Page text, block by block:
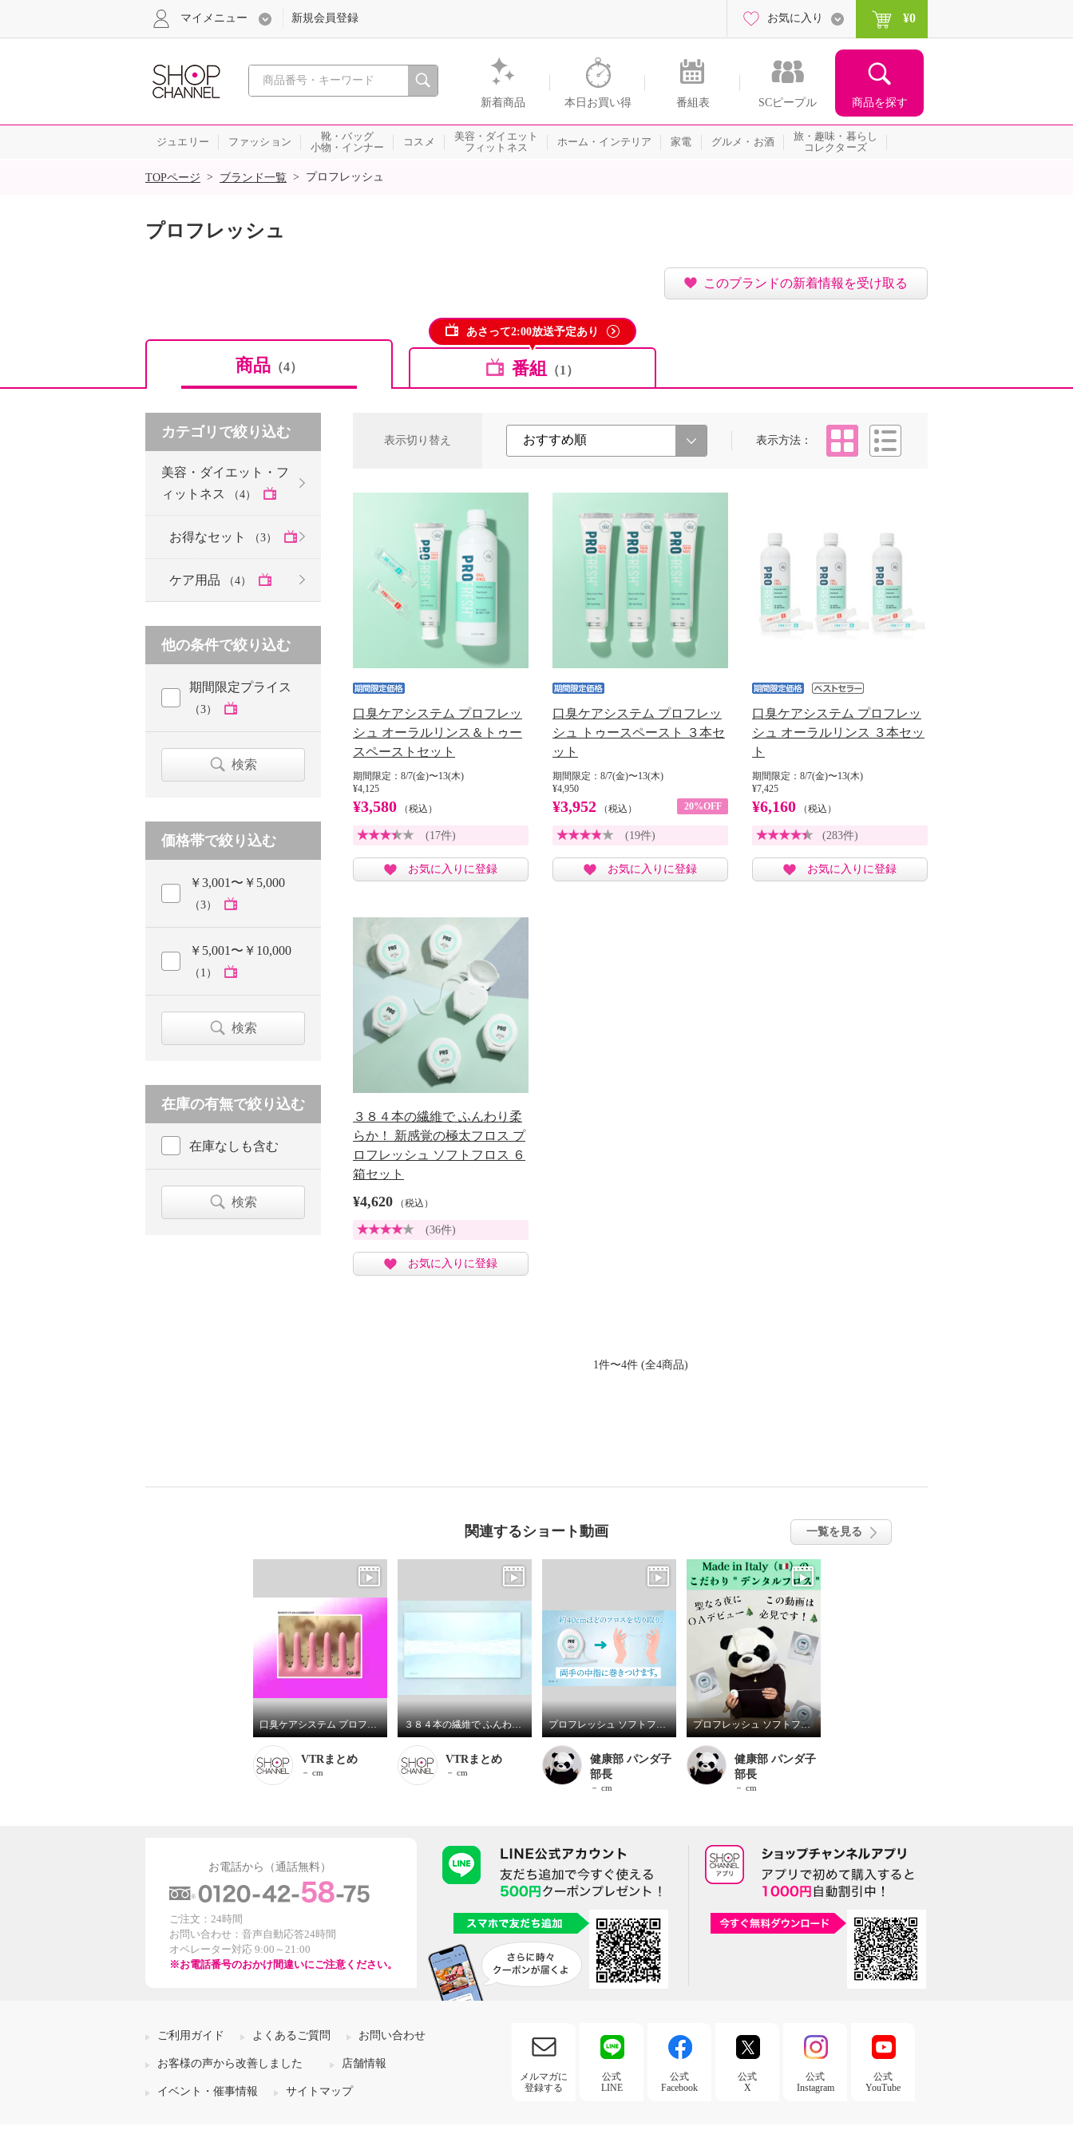
心おどる、瞬間を。通販・テレビショッピングのショップチャンネル
新着商品 本日お買い得 番組表 SCピープル 商品を探す
マイメニュー 新規会員登録 お気に入り ¥0
ジュエリー ファッション
靴・バッグ
小物・インナー
コスメ
美容・ダイエット
フィットネス
ホーム・インテリア 家電 グルメ・お酒
旅・趣味・暮らし
コレクターズ
SALE
TOPページ > ブランド一覧 > プロフレッシュ
プロフレッシュ
このブランドの新着情報を受け取る
商品 （4） 番組 （1）
あさって2:00放送予定あり
表示切り替え 表示方法
タイル
口臭ケアシステム プロフレッ
シュ オーラルリンス＆トゥー
スペーストセット
期間限定：8/7(金)〜13(木)
¥4,125
¥3,580 （税込）
(17件)
お気に入りに登録
口臭ケアシステム プロフレッ
シュ トゥースペースト ３本セ
ット
期間限定：8/7(金)〜13(木)
¥4,950
¥3,952 （税込） 20%OFF
(19件)
お気に入りに登録
口臭ケアシステム プロフレッ
シュ オーラルリンス ３本セッ
ト
期間限定：8/7(金)〜13(木)
¥7,425
¥6,160 （税込）
(283件)
お気に入りに登録
３８４本の繊維で ふんわり柔
らか！ 新感覚の極太フロス プ
ロフレッシュ ソフトフロス ６
箱セット
¥4,620 （税込）
(36件)
お気に入りに登録
1件〜4件 (全4商品)
カテゴリで絞り込む
美容・ダイエット・フ
ィットネス
（4）
お得なセット （3）
ケア用品 （4）
他の条件で絞り込む
期間限定プライス
（3）
検索
価格帯で絞り込む
￥3,001〜￥5,000
（3）
￥5,001〜￥10,000
（1）
検索
在庫の有無で絞り込む
在庫なしも含む
検索
関連するショート動画 一覧を見る
口臭ケアシステム プロフレッシュ オーラルリンス ３本セット
VTRまとめ
－ cm
３８４本の繊維で ふんわり柔らか！ 新感覚の極太フロス プロフレッシュ ソフトフロス ６箱セット
VTRまとめ
－ cm
プロフレッシュ ソフトフロス
健康部 パンダ子
部長
－ cm
プロフレッシュ ソフトフロス
健康部 パンダ子
部長
－ cm
お電話から（通話無料）
ご注文：24時間
お問い合わせ：音声自動応答24時間
オペレーター対応 9:00～21:00
※お電話番号のおかけ間違いにご注意ください。
ご利用ガイド よくあるご質問 お問い合わせ
お客様の声から改善しました 店舗情報
イベント・催事情報 サイトマップ
メルマガに
登録する
公式
LINE
公式
Facebook
公式
X
公式
Instagram
公式
YouTube